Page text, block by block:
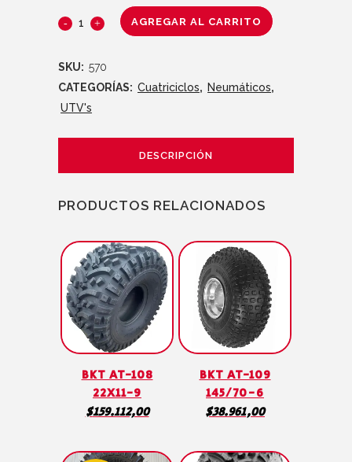
AGREGAR AL CARRITO
SKU: 570
CATEGORÍAS: Cuatriciclos, Neumáticos,
UTV's
DESCRIPCIÓN
PRODUCTOS RELACIONADOS
BKT AT-108
22X11-9
$159.112,00
BKT AT-109
145/70-6
$38.961,00